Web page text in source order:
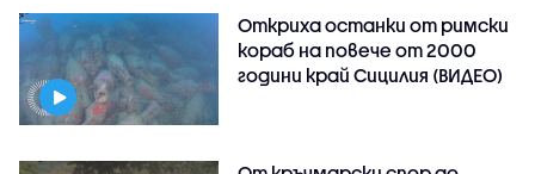
Откриха останки от римски
кораб на повече от 2000
години край Сицилия (ВИДЕО)